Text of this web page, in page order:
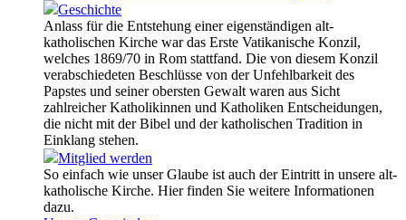
Geschichte
Anlass für die Entstehung einer eigenständigen alt-
katholischen Kirche war das Erste Vatikanische Konzil,
welches 1869/70 in Rom stattfand. Die von diesem Konzil
verabschiedeten Beschlüsse von der Unfehlbarkeit des
Papstes und seiner obersten Gewalt waren aus Sicht
zahlreicher Katholikinnen und Katholiken Entscheidungen,
die nicht mit der Bibel und der katholischen Tradition in
Einklang stehen.
Mitglied werden
So einfach wie unser Glaube ist auch der Eintritt in unsere alt-
katholische Kirche. Hier finden Sie weitere Informationen
dazu.